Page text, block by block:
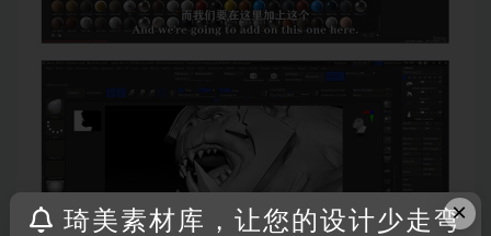
×
琦美素材库，让您的设计少走弯